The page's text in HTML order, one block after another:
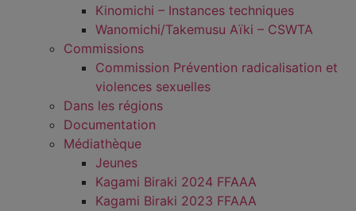
Kinomichi – Instances techniques
Wanomichi/Takemusu Aïki – CSWTA
Commissions
Commission Prévention radicalisation et
violences sexuelles
Dans les régions
Documentation
Médiathèque
Jeunes
Kagami Biraki 2024 FFAAA
Kagami Biraki 2023 FFAAA